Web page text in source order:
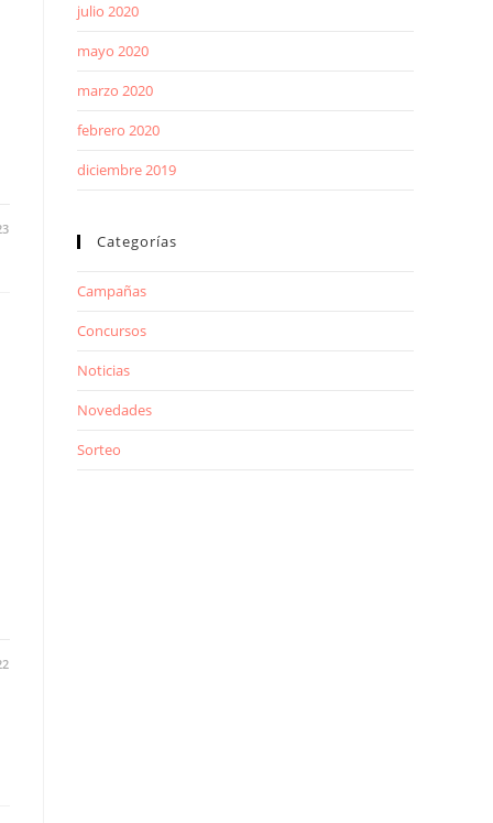
julio 2020
mayo 2020
marzo 2020
febrero 2020
diciembre 2019
Categorías
Campañas
Concursos
Noticias
Novedades
Sorteo